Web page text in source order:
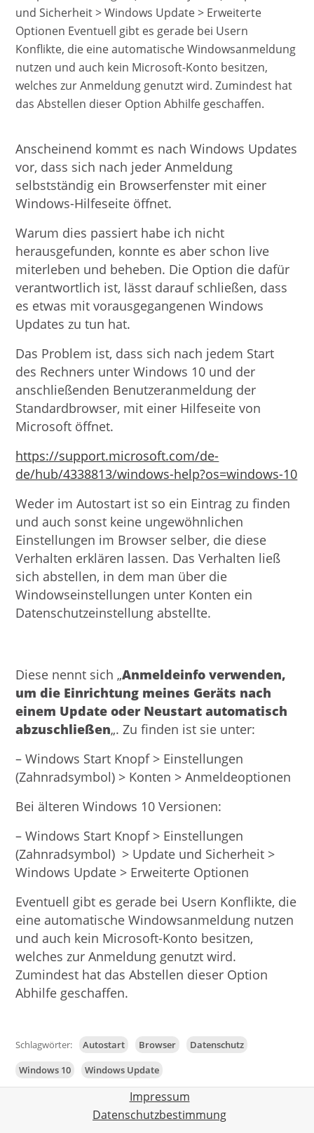
Anscheinend kommt es nach Windows Updates
vor, dass sich nach jeder Anmeldung
selbstständig ein Browserfenster mit einer
Windows-Hilfeseite öffnet.
Warum dies passiert habe ich nicht
herausgefunden, konnte es aber schon live
miterleben und beheben. Die Option die dafür
verantwortlich ist, lässt darauf schließen, dass
es etwas mit vorausgegangenen Windows
Updates zu tun hat.
Das Problem ist, dass sich nach jedem Start
des Rechners unter Windows 10 und der
anschließenden Benutzeranmeldung der
Standardbrowser, mit einer Hilfeseite von
Microsoft öffnet.
https://support.microsoft.com/de-
de/hub/4338813/windows-help?os=windows-10
Weder im Autostart ist so ein Eintrag zu finden
und auch sonst keine ungewöhnlichen
Einstellungen im Browser selber, die diese
Verhalten erklären lassen. Das Verhalten ließ
sich abstellen, in dem man über die
Windowseinstellungen unter Konten ein
Datenschutzeinstellung abstellte.
Diese nennt sich „Anmeldeinfo verwenden,
um die Einrichtung meines Geräts nach
einem Update oder Neustart automatisch
abzuschließen„. Zu finden ist sie unter:
– Windows Start Knopf > Einstellungen
(Zahnradsymbol) > Konten > Anmeldeoptionen
Bei älteren Windows 10 Versionen:
– Windows Start Knopf > Einstellungen
(Zahnradsymbol) > Update und Sicherheit >
Windows Update > Erweiterte Optionen
Eventuell gibt es gerade bei Usern Konflikte, die
eine automatische Windowsanmeldung nutzen
und auch kein Microsoft-Konto besitzen,
welches zur Anmeldung genutzt wird.
Zumindest hat das Abstellen dieser Option
Abhilfe geschaffen.
Schlagwörter: Autostart Browser
Datenschutz
Windows 10
Windows Update
Impressum
Datenschutzbestimmung